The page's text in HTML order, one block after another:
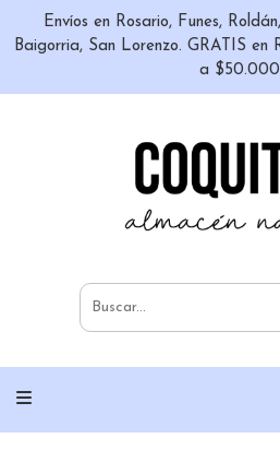
Envíos en Rosario, Funes,
Baigorria, San Lorenzo. GRATIS en
a